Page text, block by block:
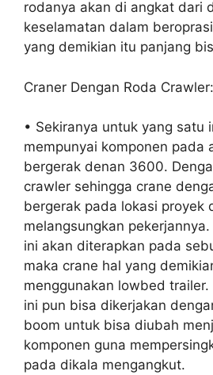
rodanya akan di angkat dari
keselamatan dalam
yang demikian itu panjang
Craner Dengan Roda Crawler:
• Sekiranya untuk yang satu
mempunyai komponen pada
bergerak denan 3600.
crawler sehingga crane
bergerak pada lokasi proyek
melangsungkan
ini akan diterapkan pada
maka crane hal yang
menggunakan lowbed
ini pun bisa dikerjakan
boom untuk bisa diubah
komponen guna
pada dikala mengangkut.